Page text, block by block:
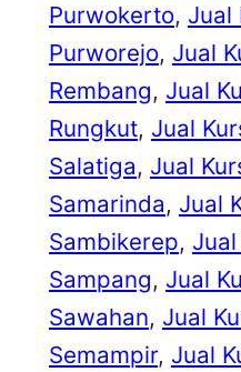
Purwokerto, Jual
Purworejo, Jual
Rembang, Jual
Rungkut, Jual
Salatiga, Jual
Samarinda, Jual
Sambikerep,
Sampang, Jual
Sawahan, Jual
Semampir, Jual